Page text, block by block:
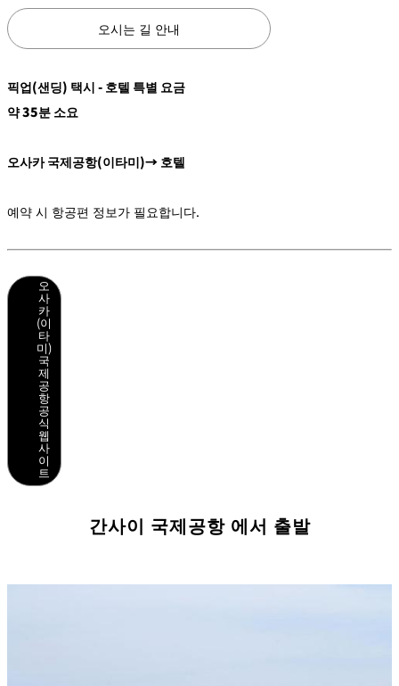
오시는 길 안내
픽업(샌딩) 택시 - 호텔 특별 요금
약 35분 소요
오사카 국제공항(이타미)→ 호텔
예약 시 항공편 정보가 필요합니다.
오
사
카
(이
타
미)
국
제
공
항
공
식
웹
사
이
트
간사이 국제공항 에서 출발